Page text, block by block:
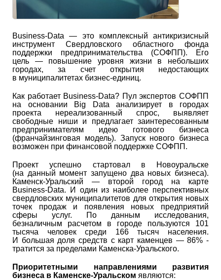
Business-Data ― это комплексный антикризисный
инструмент Свердловского областного фонда
поддержки предпринимательства (СОФПП). Его
цель — повышение уровня жизни в небольших
городах, за счет открытия недостающих
в муниципалитетах бизнес-единиц.
Как работает Business-Data? Пул экспертов СОФПП
на основании Big Data анализирует в городах
проекта нереализованный спрос, выявляет
свободные ниши и предлагает заинтересованным
предпринимателям идею готового бизнеса
(франчайзинговая модель). Запуск нового бизнеса
возможен при финансовой поддержке СОФПП.
Проект успешно стартовал в Новоуральске
(на данный момент запущено два новых бизнеса).
Каменск-Уральский — второй город на карте
Business-Data. И один из наиболее перспективных
свердловских муниципалитетов для открытия новых
точек продаж и появления новых предприятий
сферы услуг. По данным исследования,
безналичным расчетом в городе пользуются 101
тысяча человек среди 166 тысяч населения.
И большая доля средств с карт каменцев — 86% -
тратится за пределами Каменска-Уральского.
Приоритетными направлениями развития
бизнеса в Каменске-Уральском являются: